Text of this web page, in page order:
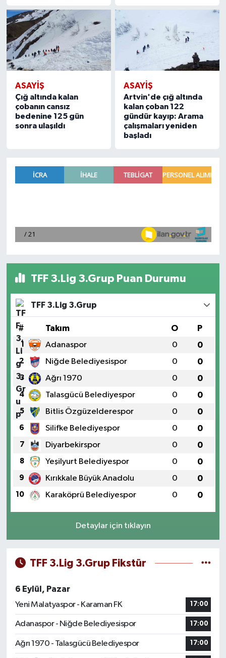
ASAYIŞ
Çığ altında kalan
çobanın cansız
bedenine 125 gün
sonra ulaşıldı
ASAYIŞ
Artvin'de çığ altında
kalan çoban 122
gündür kayıp: Arama
çalışmaları yeniden
başladı
TFF 3.Lig 3.Grup Puan Durumu
TFF 3.Lig 3.Grup
# Takım O P
1 Adanaspor 0 0
2 Niğde Belediyesispor 0 0
3 Ağrı 1970 0 0
4 Talasgücü Belediyespor 0 0
5 Bitlis Özgüzelderespor 0 0
6 Silifke Belediyespor 0 0
7 Diyarbekirspor 0 0
8 Yeşilyurt Belediyespor 0 0
9 Kırıkkale Büyük Anadolu 0 0
10 Karaköprü Belediyespor 0 0
Detaylar için tıklayın
TFF 3.Lig 3.Grup Fikstür
6 Eylül, Pazar
Yeni Malatyaspor - Karaman FK
17:00
Adanaspor - Niğde Belediyesispor 17:00
Ağrı 1970 - Talasgücü Belediyespor 17:00